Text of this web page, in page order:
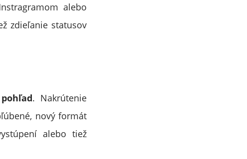
alebo
zdieľanie statusov
. Nakrútenie
nový formát
alebo tiež